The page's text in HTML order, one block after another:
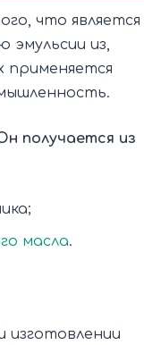
что является
из,
применяется
получается из
масла.
изготовлении